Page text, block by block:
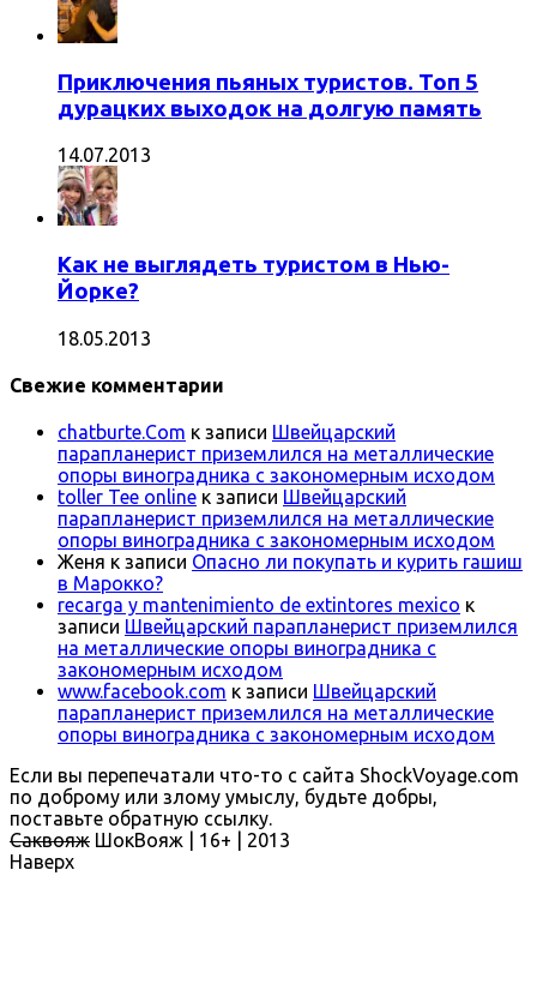
Приключения пьяных туристов. Топ 5
дурацких выходок на долгую память
14.07.2013
Как не выглядеть туристом в Нью-
Йорке?
18.05.2013
Свежие комментарии
chatburte.Com к записи Швейцарский
парапланерист приземлился на металлические
опоры виноградника с закономерным исходом
toller Tee online к записи Швейцарский
парапланерист приземлился на металлические
опоры виноградника с закономерным исходом
Женя к записи Опасно ли покупать и курить гашиш
в Марокко?
recarga y mantenimiento de extintores mexico к
записи Швейцарский парапланерист приземлился
на металлические опоры виноградника с
закономерным исходом
www.facebook.com к записи Швейцарский
парапланерист приземлился на металлические
опоры виноградника с закономерным исходом
Если вы перепечатали что-то с сайта ShockVoyage.com
по доброму или злому умыслу, будьте добры,
поставьте обратную ссылку.
Саквояж ШокВояж | 16+ | 2013
Наверх